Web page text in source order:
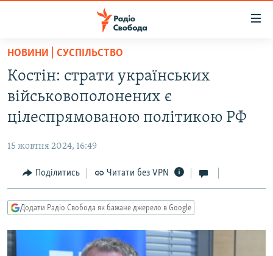
Перейти
основного
матеріалу
Перейти
до
основної
Перейти
до
пошуку
СТАТТІ
СУСПІЛЬСТВО
РОСІЙСЬКА «ФІЛЬТРАЦІЯ»
ДОНБАС.РЕАЛІЇ
ТИ ЯК?
СХЕМИ
НОВИНИ | СУСПІЛЬСТВО
Костін: страти українських
військовополонених є
цілеспрямованою політикою РФ
15 жовтня 2024, 16:49
Поділитись Читати без VPN
Додати Радіо Свобода як бажане джерело в Google